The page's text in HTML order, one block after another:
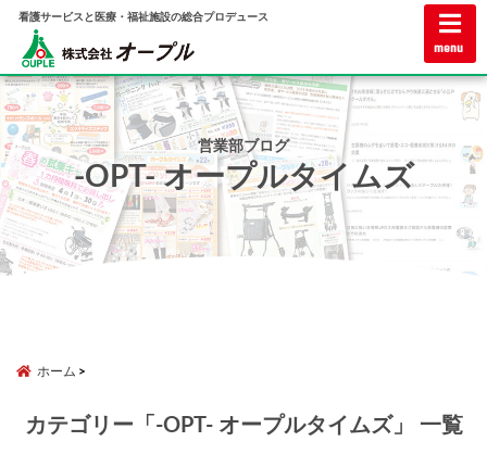
看護サービスと医療・福祉施設の総合プロデュース
menu
営業部ブログ
-OPT- オープルタイムズ
ホーム
カテゴリー「-OPT- オープルタイムズ」 一覧